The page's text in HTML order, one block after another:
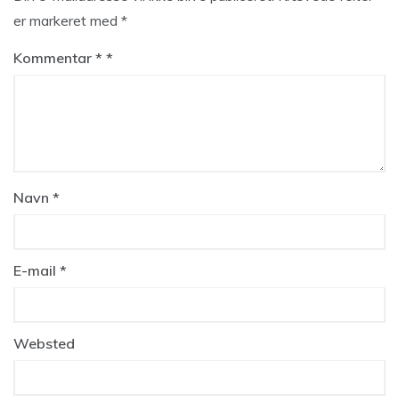
er markeret med *
Kommentar *
Navn *
E-mail *
Websted